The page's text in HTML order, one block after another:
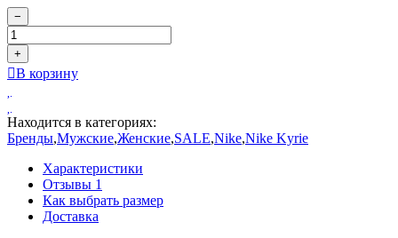
−
+
В корзину
Находится в категориях:
Бренды,Мужские,Женские,SALE,Nike,Nike Kyrie
Характеристики
Отзывы 1
Как выбрать размер
Доставка